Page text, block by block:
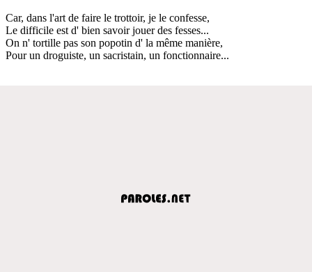
Car, dans l'art de faire le trottoir, je le confesse,
Le difficile est d' bien savoir jouer des fesses...
On n' tortille pas son popotin d' la même manière,
Pour un droguiste, un sacristain, un fonctionnaire...